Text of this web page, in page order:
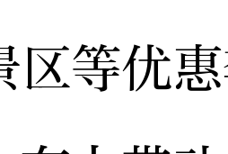
区等优